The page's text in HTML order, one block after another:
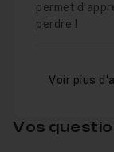
Cette
Photoshop
base solide
Les fichiers
permet
perdre !
Voir plus
Vos